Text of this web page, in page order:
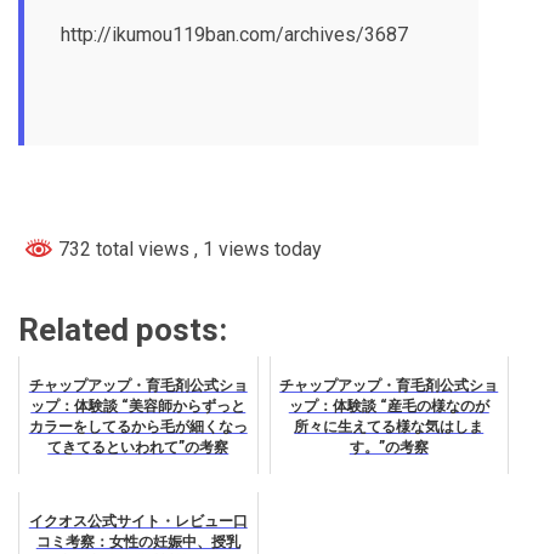
http://ikumou119ban.com/archives/3687
732 total views , 1 views today
Related posts:
チャップアップ・育毛剤公式ショ
ップ：体験談 “美容師からずっと
カラーをしてるから毛が細くなっ
てきてるといわれて”の考察
チャップアップ・育毛剤公式ショ
ップ：体験談 “産毛の様なのが
所々に生えてる様な気はしま
す。”の考察
イクオス公式サイト・レビュー口
コミ考察：女性の妊娠中、授乳